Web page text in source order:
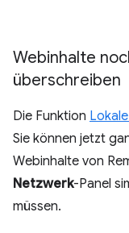
Webinhalte
überschreiben
Die Funktion
Sie können jetzt
Webinhalte von
Netzwerk-Panel
müssen.